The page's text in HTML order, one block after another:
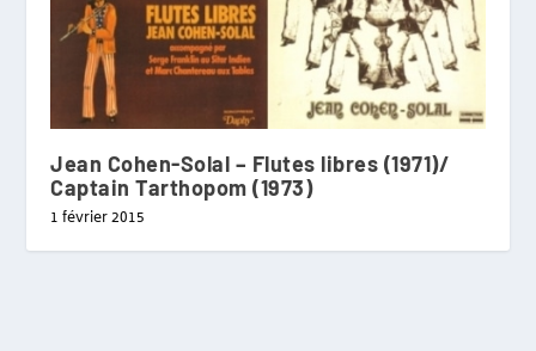
Jean Cohen-Solal – Flutes libres (1971)/
Captain Tarthopom (1973)
1 février 2015